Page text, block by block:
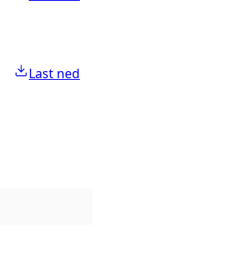
Last ned